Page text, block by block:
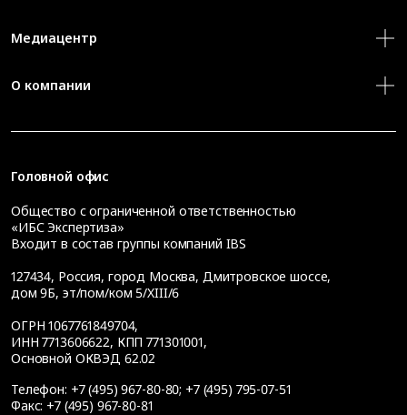
Медиацентр
О компании
Головной офис
Общество с ограниченной ответственностью
«ИБС Экспертиза»
Входит в состав группы компаний IBS
127434, Россия, город Москва, Дмитровское шоссе,
дом 9Б, эт/пом/ком 5/XIII/6
ОГРН 1067761849704,
ИНН 7713606622, КПП 771301001,
Основной ОКВЭД 62.02
Телефон: +7 (495) 967-80-80; +7 (495) 795-07-51
Факс: +7 (495) 967-80-81